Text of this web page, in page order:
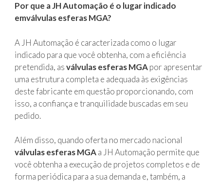
Por que a JH Automação é o lugar indicado
emválvulas esferas MGA?
A JH Automação é caracterizada como o lugar
indicado para que você obtenha, com a eficiência
pretendida, asválvulas esferas MGApor apresentar
uma estrutura completa e adequada às exigências
deste fabricante em questão proporcionando, com
isso, a confiança e tranquilidade buscadas em seu
pedido.
Além disso, quando oferta no mercado nacional
válvulas esferas MGAa JH Automação permite que
você obtenha a execução de projetos completos e de
forma periódica para a sua demanda e, também, a